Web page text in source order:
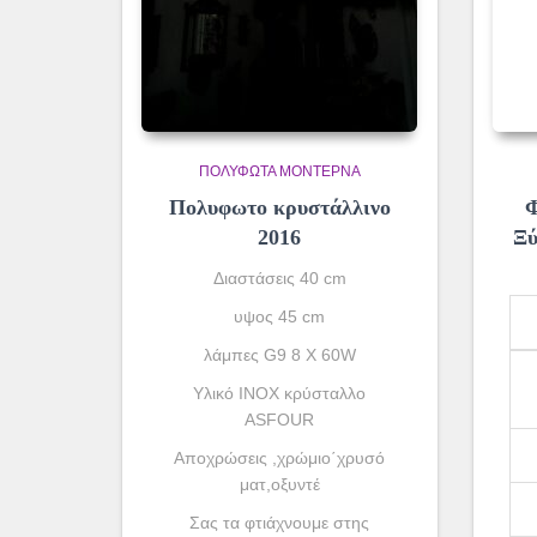
ΠΟΛΎΦΩΤΑ ΜΟΝΤΈΡΝΑ
Πολυφωτο κρυστάλλινο
2016
Διαστάσεις 40 cm
υψος 45 cm
λάμπες G9 8 X 60W
Υλικό INOX κρύσταλλο
ASFOUR
Αποχρώσεις ,χρώμιο΄χρυσό
ματ,οξυντέ
Σας τα φτιάχνουμε στης